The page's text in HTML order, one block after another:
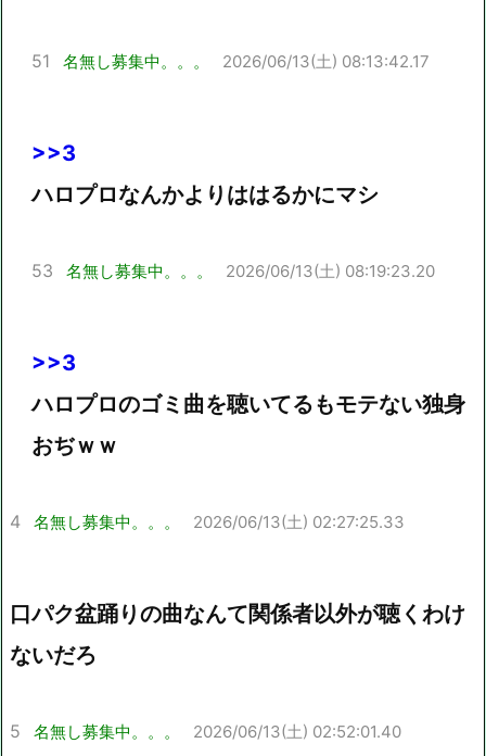
51 名無し募集中。。。 2026/06/13(土) 08:13:42.17
>>3
ハロプロなんかよりははるかにマシ
53 名無し募集中。。。 2026/06/13(土) 08:19:23.20
>>3
ハロプロのゴミ曲を聴いてるもモテない独身
おぢｗｗ
4 名無し募集中。。。 2026/06/13(土) 02:27:25.33
口パク盆踊りの曲なんて関係者以外が聴くわけ
ないだろ
5 名無し募集中。。。 2026/06/13(土) 02:52:01.40